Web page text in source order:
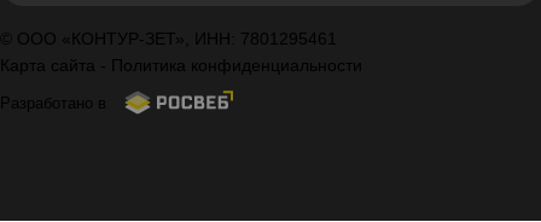
© ООО «КОНТУР-ЗЕТ», ИНН: 7801295461
Карта сайта - Политика конфиденциальности
Разработано в